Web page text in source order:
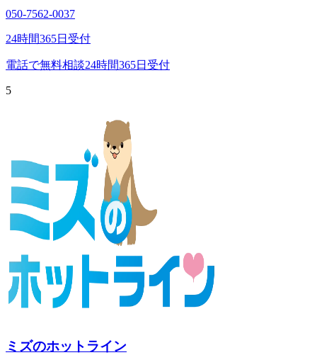
050-7562-0037
24時間365日受付
電話で無料相談24時間365日受付
5
ミズのホットライン